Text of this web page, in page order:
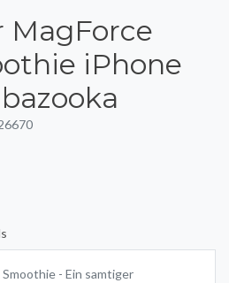
MagForce
iPhone
- Ein samtiger